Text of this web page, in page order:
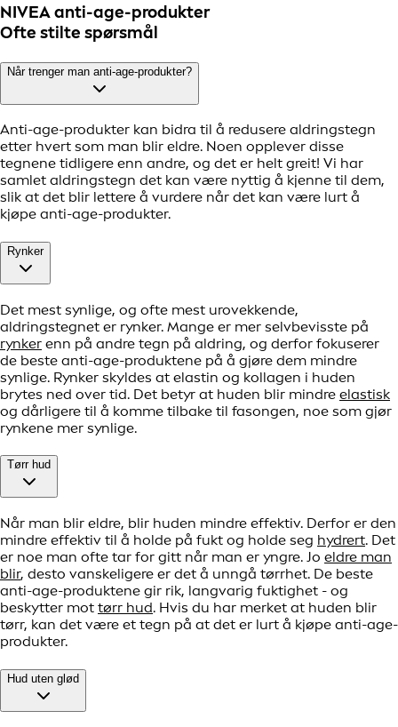
NIVEA anti-age-produkter
Ofte stilte spørsmål
Når trenger man anti-age-produkter?
Anti-age-produkter kan bidra til å redusere aldringstegn
etter hvert som man blir eldre. Noen opplever disse
tegnene tidligere enn andre, og det er helt greit! Vi har
samlet aldringstegn det kan være nyttig å kjenne til dem,
slik at det blir lettere å vurdere når det kan være lurt å
kjøpe anti-age-produkter.
Rynker
Det mest synlige, og ofte mest urovekkende,
aldringstegnet er rynker. Mange er mer selvbevisste på
rynker enn på andre tegn på aldring, og derfor fokuserer
de beste anti-age-produktene på å gjøre dem mindre
synlige. Rynker skyldes at elastin og kollagen i huden
brytes ned over tid. Det betyr at huden blir mindre elastisk
og dårligere til å komme tilbake til fasongen, noe som gjør
rynkene mer synlige.
Tørr hud
Når man blir eldre, blir huden mindre effektiv. Derfor er den
mindre effektiv til å holde på fukt og holde seg hydrert. Det
er noe man ofte tar for gitt når man er yngre. Jo eldre man
blir, desto vanskeligere er det å unngå tørrhet. De beste
anti-age-produktene gir rik, langvarig fuktighet - og
beskytter mot tørr hud. Hvis du har merket at huden blir
tørr, kan det være et tegn på at det er lurt å kjøpe anti-age-
produkter.
Hud uten glød